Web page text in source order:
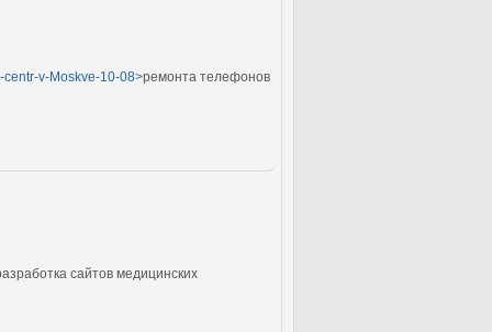
v-Moskve-10-08>ремонта телефонов
сайтов медицинских